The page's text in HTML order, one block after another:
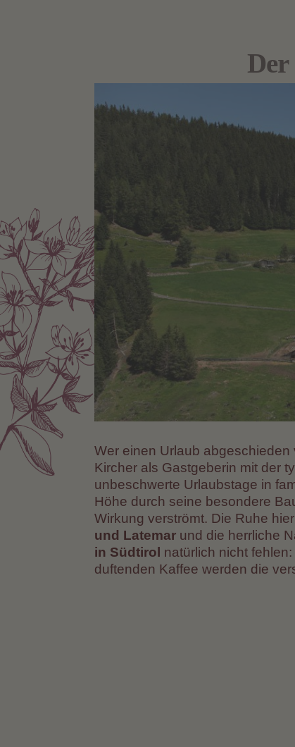
Wer einen Urlaub
Kircher als Gastgeberin mit der
unbeschwerte Urlaubstage in
Höhe durch seine besondere
Wirkung verströmt. Die Ruhe
und Latemar und die herrliche
in Südtirol natürlich nicht fehlen:
duftenden Kaffee werden die